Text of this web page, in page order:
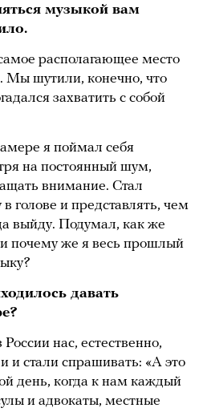
музыкой вам
располагающее место
Мы шутили, конечно, что
захватить с собой
я поймал себя
на постоянный шум,
внимание. Стал
голове и представлять, чем
выйду. Подумал, как же
почему же я весь прошлый
давать
нас, естественно,
и стали спрашивать: «А это
день, когда к нам каждый
и адвокаты, местные